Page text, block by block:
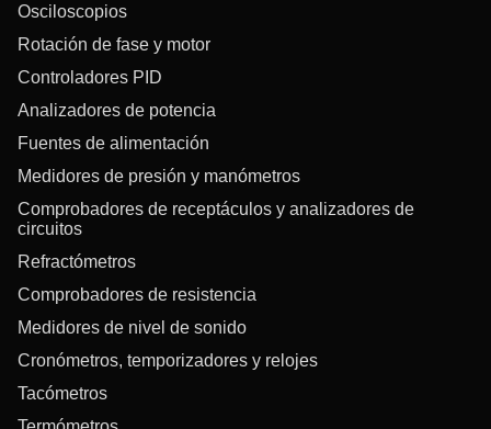
Osciloscopios
Rotación de fase y motor
Controladores PID
Analizadores de potencia
Fuentes de alimentación
Medidores de presión y manómetros
Comprobadores de receptáculos y analizadores de
circuitos
Refractómetros
Comprobadores de resistencia
Medidores de nivel de sonido
Cronómetros, temporizadores y relojes
Tacómetros